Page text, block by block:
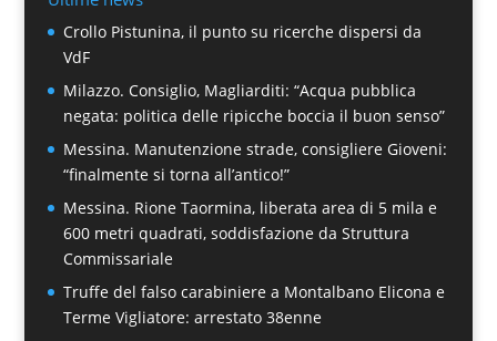
Crollo Pistunina, il punto su ricerche dispersi da
VdF
Milazzo. Consiglio, Magliarditi: “Acqua pubblica
negata: politica delle ripicche boccia il buon senso”
Messina. Manutenzione strade, consigliere Gioveni:
“finalmente si torna all’antico!”
Messina. Rione Taormina, liberata area di 5 mila e
600 metri quadrati, soddisfazione da Struttura
Commissariale
Truffe del falso carabiniere a Montalbano Elicona e
Terme Vigliatore: arrestato 38enne